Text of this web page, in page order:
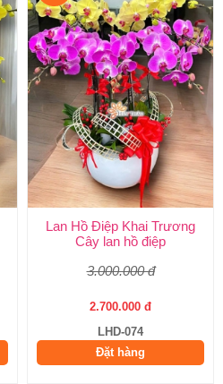
Lan Hồ Điệp Khai Trương
Cây lan hồ điệp
3.000.000 đ
2.700.000 đ
LHD-074
Đặt hàng